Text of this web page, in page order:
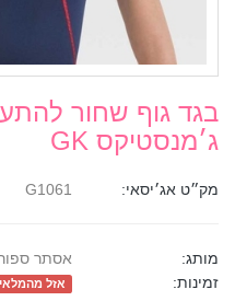
בגד גוף שחור
ג׳מנסטיקס GK
מק״ט אג׳יסאי:
מותג:
אסתר
זמינות:
אזל מהמלאי